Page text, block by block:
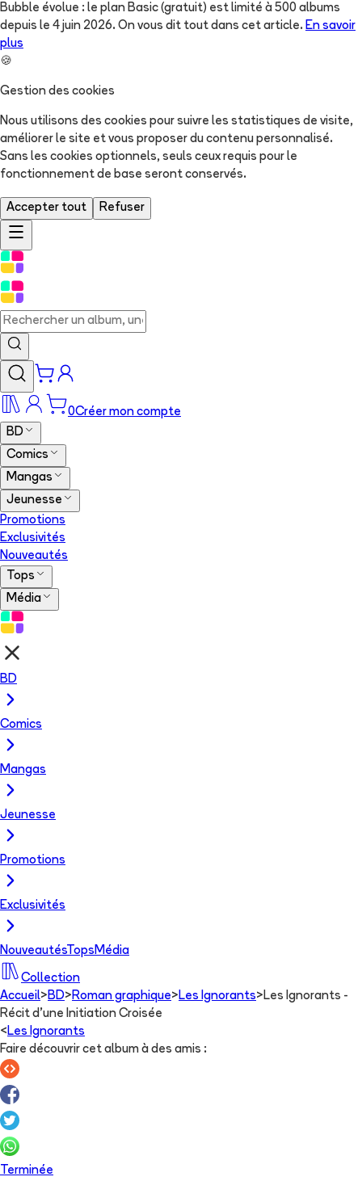
Bubble évolue : le plan Basic (gratuit) est limité à 500 albums
depuis le 4 juin 2026. On vous dit tout dans cet article. En savoir
plus
🍪
Gestion des cookies
Nous utilisons des cookies pour suivre les statistiques de visite,
améliorer le site et vous proposer du contenu personnalisé.
Sans les cookies optionnels, seuls ceux requis pour le
fonctionnement de base seront conservés.
Accepter tout Refuser
0Créer mon compte
BD
Comics
Mangas
Jeunesse
Promotions
Exclusivités
Nouveautés
Tops
Média
BD
Comics
Mangas
Jeunesse
Promotions
Exclusivités
NouveautésTops Média
Collection
Accueil> BD> Roman graphique> Les Ignorants> Les Ignorants -
Récit d'une Initiation Croisée
< Les Ignorants
Faire découvrir cet album à des amis :
Terminée